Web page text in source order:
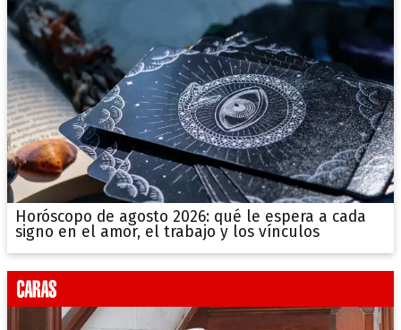
Horóscopo de agosto 2026: qué le espera a cada
signo en el amor, el trabajo y los vínculos